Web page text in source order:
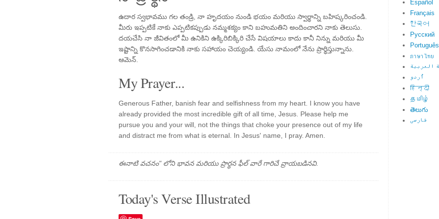
ఉదార స్వభావము గల తండ్రి, నా హృదయం నుండి భయం మరియు స్వార్థాన్ని బహిష్కరించండి.
మీరు ఇప్పటికే నాకు ఎప్పటికప్పుడు నమ్మశక్యం కాని బహుమతిని అందించారని నాకు తెలుసు.
దయచేసి నా జీవితంలో మీ ఉనికిని ఉక్కిరిబిక్కిరి చేసే విషయాలు కాదు కానీ నిన్ను మరియు మీ
ఇష్టాన్ని కొనసాగించడానికి నాకు సహాయం చెయ్యండి. యేసు నామంలో నేను ప్రార్థిస్తున్నాను.
ఆమెన్.
My Prayer...
Generous Father, banish fear and selfishness from my heart. I know you have
already provided the most incredible gift of all time, Jesus. Please help me
pursue you and your will, not the things that choke your presence out of my life
and distract me from what is eternal. In Jesus' name, I pray. Amen.
ఈనాటి వచనం" లోని భావన మరియు ప్రార్థన ఫీల్ వారే గారిచే వ్రాయబడినవి.
Today's Verse Illustrated
Español
Français
한국어
Русский
Português
ภาษาไทย
العربية
اُردو
हिन्दी
தமிழ்
తెలుగు
فارسی